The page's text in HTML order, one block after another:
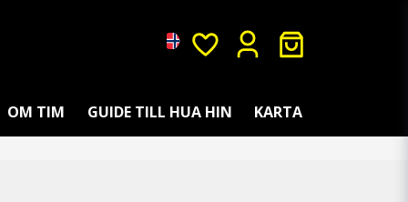
OM TIM GUIDE TILL HUA HIN KARTA